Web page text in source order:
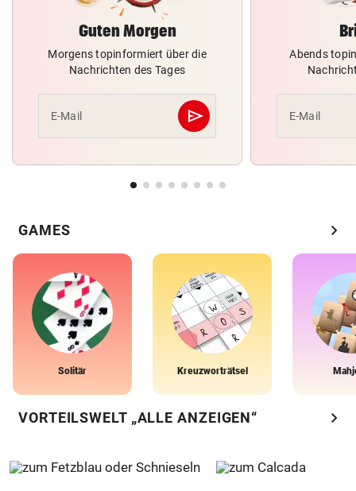
Guten Morgen
Morgens topinformiert über die
Nachrichten des Tages
E-Mail send
Abschicken
Abends
E-Mail
GAMES chevron_right
Solitär Kreuzworträtsel
VORTEILSWELT „ALLE ANZEIGEN“ chevron_right